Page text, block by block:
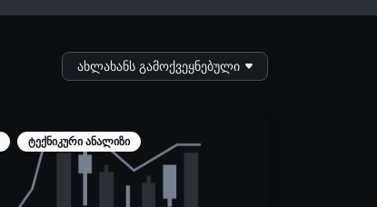
ახლახანს გამოქვეყნებული
ტექნიკური ანალიზი